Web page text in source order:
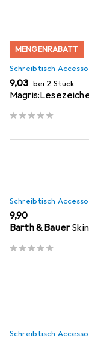
MENGENRABATT
Schreibtisch
EUR
9,03 bei 2 Stück
Schreibtisch
EUR
9,90
Barth & Bauer
Schreibtisch